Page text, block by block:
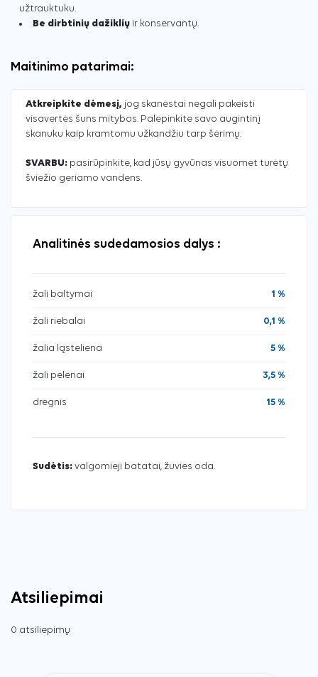
užtrauktuku.
Be dirbtinių dažiklių ir konservantų.
Maitinimo patarimai:
Atkreipkite dėmesį, jog skanėstai negali pakeisti
visavertės šuns mitybos. Palepinkite savo augintinį
skanuku kaip kramtomu užkandžiu tarp šėrimų.
SVARBU: pasirūpinkite, kad jūsų gyvūnas visuomet turėtų
šviežio geriamo vandens.
Analitinės sudedamosios dalys :
žali baltymai 1 %
žali riebalai 0,1 %
žalia ląsteliena 5 %
žali pelenai 3,5 %
drėgnis 15 %
Sudėtis: valgomieji batatai, žuvies oda.
Atsiliepimai
0 atsiliepimų